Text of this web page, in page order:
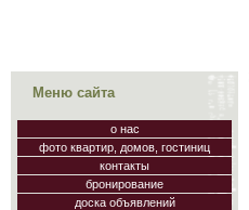
Меню сайта
о нас
фото квартир, домов, гостиниц
контакты
бронирование
доска объявлений